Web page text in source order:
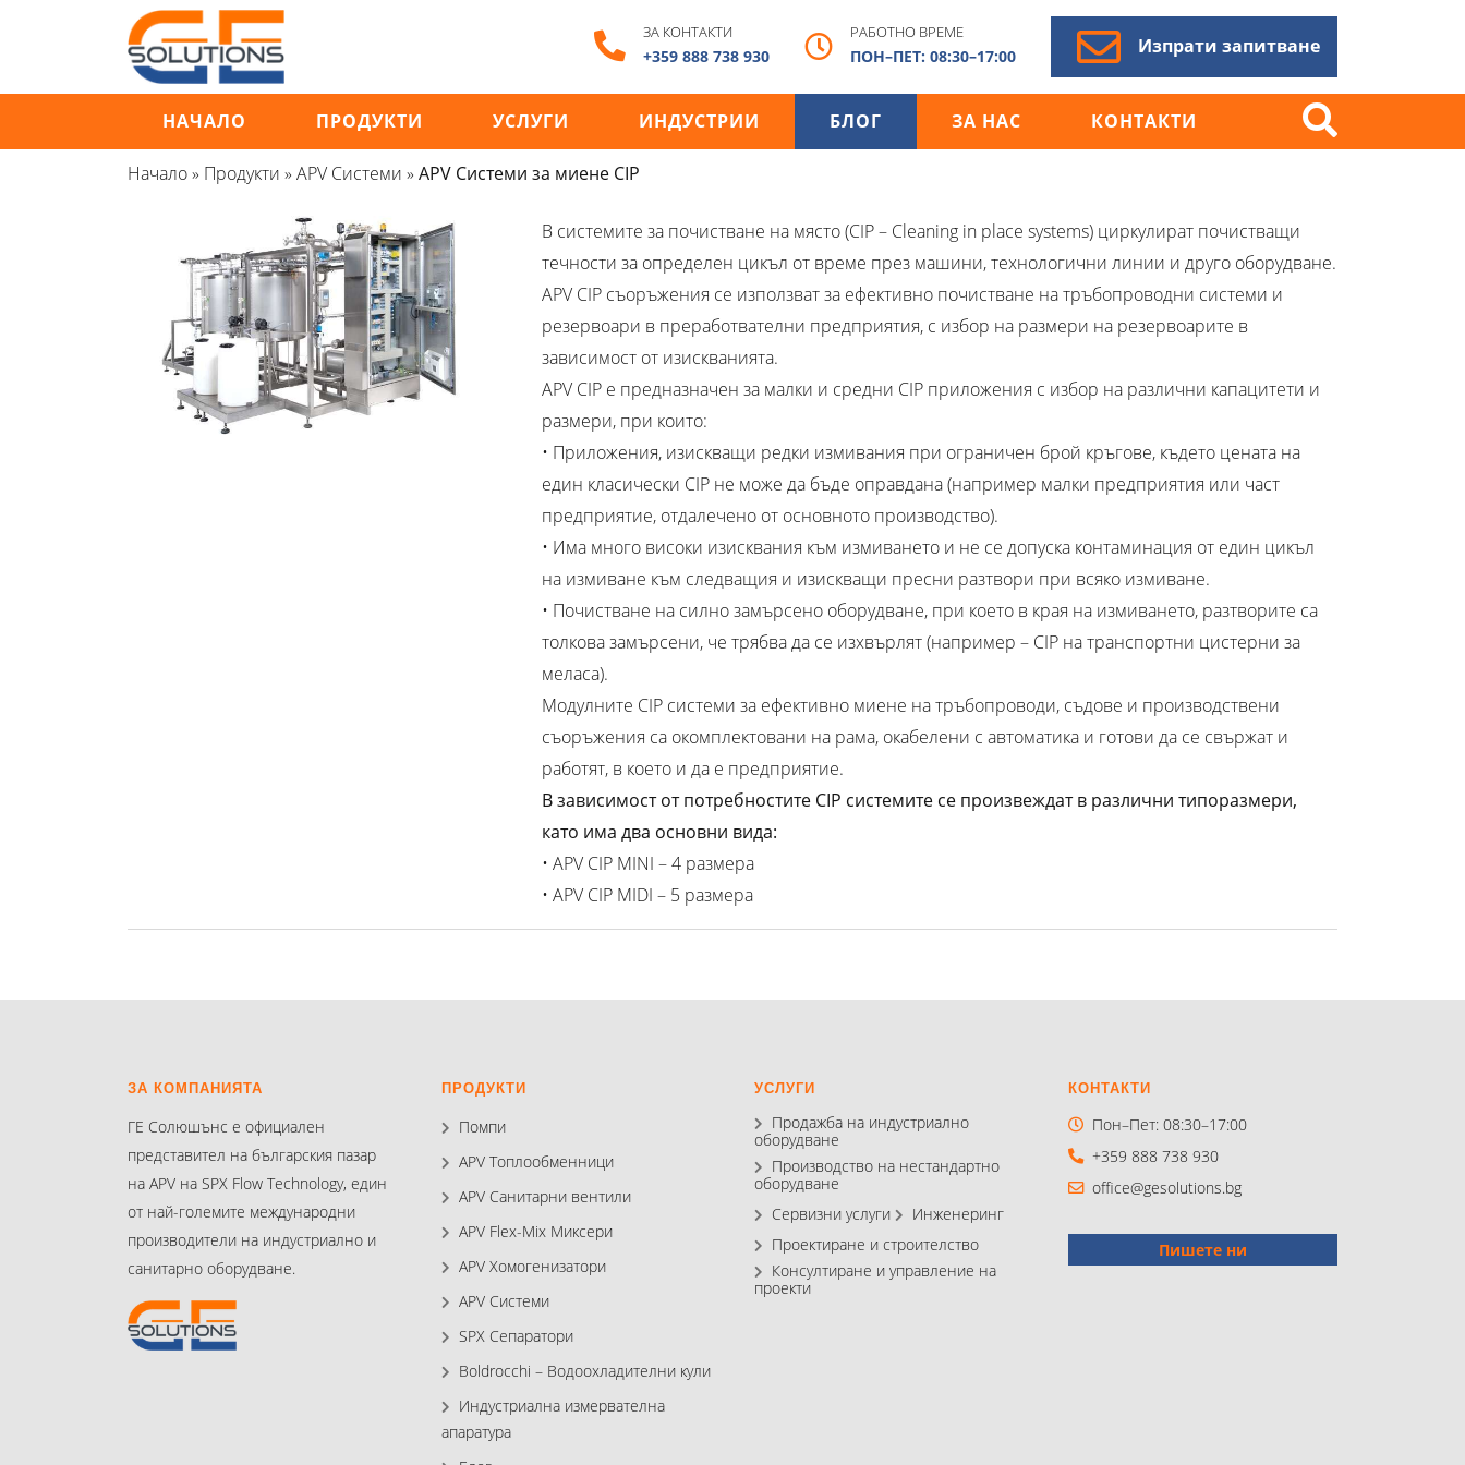
ЗА КОНТАКТИ
+359 888 738 930
РАБОТНО ВРЕМЕ
ПОН–ПЕТ: 08:30–17:00 Изпрати запитване
НАЧАЛО ПРОДУКТИ УСЛУГИ ИНДУСТРИИ БЛОГ ЗА НАС КОНТАКТИ
Начало» Продукти » APV Системи » APV Системи за миене CIP
В системите за почистване на място (CIP – Cleaning in place systems) циркулират почистващи
течности за определен цикъл от време през машини, технологични линии и друго оборудване.
APV CIP съоръжения се използват за ефективно почистване на тръбопроводни системи и
резервоари в преработвателни предприятия, с избор на размери на резервоарите в
зависимост от изискванията.
APV CIP е предназначен за малки и средни CIP приложения с избор на различни капацитети и
размери, при които:
• Приложения, изискващи редки измивания при ограничен брой кръгове, където цената на
един класически CIP не може да бъде оправдана (например малки предприятия или част
предприятие, отдалечено от основното производство).
• Има много високи изисквания към измиването и не се допуска контаминация от един цикъл
на измиване към следващия и изискващи пресни разтвори при всяко измиване.
• Почистване на силно замърсено оборудване, при което в края на измиването, разтворите са
толкова замърсени, че трябва да се изхвърлят (например – CIP на транспортни цистерни за
меласа).
Модулните CIP системи за ефективно миене на тръбопроводи, съдове и производствени
съоръжения са окомплектовани на рама, окабелени с автоматика и готови да се свържат и
работят, в което и да е предприятие.
В зависимост от потребностите CIP системите се произвеждат в различни типоразмери,
като има два основни вида:
• APV CIP MINI – 4 размера
• APV CIP MIDI – 5 размера
ЗА КОМПАНИЯТА
ГЕ Солюшънс е официален
представител на българския пазар
на APV на SPX Flow Technology, един
от най-големите международни
производители на индустриално и
санитарно оборудване.
ПРОДУКТИ
Помпи
APV Топлообменници
APV Санитарни вентили
APV Flex-Mix Миксери
APV Хомогенизатори
APV Системи
SPX Сепаратори
Boldrocchi – Водоохладителни кули
Индустриална измервателна
апаратура
УСЛУГИ
Продажба на индустриално
оборудване
Производство на нестандартно
оборудване
Сервизни услуги
Инженеринг
Проектиране и строителство
Консултиране и управление на
проекти
КОНТАКТИ
Пон–Пет: 08:30–17:00
+359 888 738 930
office@gesolutions.bg
Пишете ни